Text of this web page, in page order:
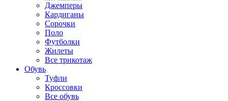
Джемперы
Кардиганы
Сорочки
Поло
Футболки
Жилеты
Все трикотаж
Обувь
Туфли
Кроссовки
Все обувь